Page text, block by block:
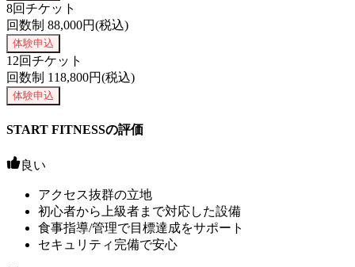
8回チケット
回数制 88,000円(税込)
体験申込
12回チケット
回数制 118,800円(税込)
体験申込
START FITNESSの評価
良い
アクセス抜群の立地
初心者から上級者まで対応した設備
食事指導/管理で目標達成をサポート
セキュリティ完備で安心